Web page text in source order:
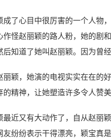
成了心目中很厉害的一个人物
作怪赵丽颖的路人粉，她的剧
后知道了她叫赵丽颖。因为曾
丽颖，她演的电视实实在在的
的精神，让她塑造许多令人赞
最近又有大动作了，自从赵丽
友纷纷表示干得漂亮，颖宝真